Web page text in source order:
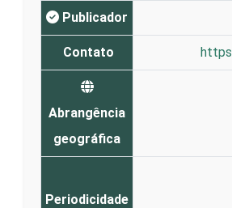
Publicador
Contato
Abrangência
geográfica
Periodicidade